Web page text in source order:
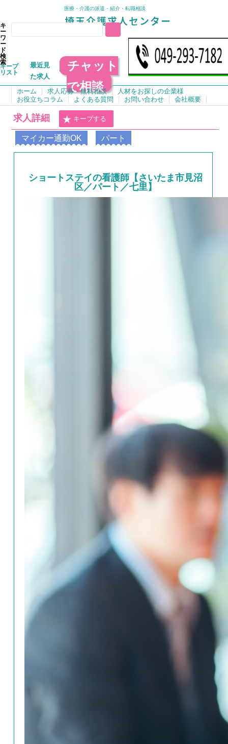
医療・介護の派遣・紹介・転職相談
キ
ー
ワ
ー
ド
検
索
キープ
リスト
最近見
た求人
チャット
で相談
ホーム 求人応募・無料相談
人材をお探しの企業様
お役立ちコラム
よくある質問 お問い合わせ 会社概要
求人詳細 キープする
マイカー通勤OK パート
ショートステイの看護師【さいたま市見沼
区／パート／七里】